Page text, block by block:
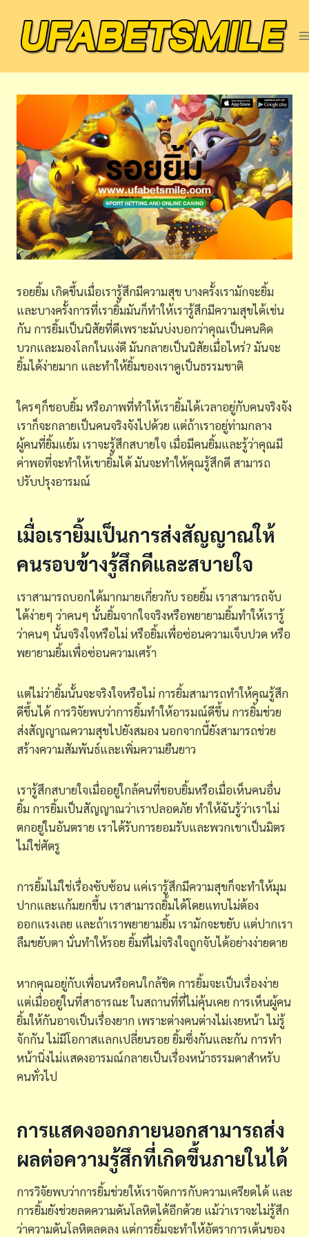
content
รอยยิ้ม เกิดขึ้นเมื่อเรารู้สึกมีความสุข บางครั้งเรามักจะยิ้ม
และบางครั้งการที่เรายิ้มมันก็ทำให้เรารู้สึกมีความสุขได้เช่น
กัน การยิ้มเป็นนิสัยที่ดีเพราะมันบ่งบอกว่าคุณเป็นคนคิด
บวกและมองโลกในแง่ดี มันกลายเป็นนิสัยเมื่อไหร่? มันจะ
ยิ้มได้ง่ายมาก และทำให้ยิ้มของเราดูเป็นธรรมชาติ
ใครๆก็ชอบยิ้ม หรือภาพที่ทำให้เรายิ้มได้เวลาอยู่กับคนจริงจัง
เราก็จะกลายเป็นคนจริงจังไปด้วย แต่ถ้าเราอยู่ท่ามกลาง
ผู้คนที่ยิ้มแย้ม เราจะรู้สึกสบายใจ เมื่อมีคนยิ้มและรู้ว่าคุณมี
ค่าพอที่จะทำให้เขายิ้มได้ มันจะทำให้คุณรู้สึกดี สามารถ
ปรับปรุงอารมณ์
เมื่อเรายิ้มเป็นการส่งสัญญาณให้
คนรอบข้างรู้สึกดีและสบายใจ
เราสามารถบอกได้มากมายเกี่ยวกับ รอยยิ้ม เราสามารถจับ
ได้ง่ายๆ ว่าคนๆ นั้นยิ้มจากใจจริงหรือพยายามยิ้มทำให้เรารู้
ว่าคนๆ นั้นจริงใจหรือไม่ หรือยิ้มเพื่อซ่อนความเจ็บปวด หรือ
พยายามยิ้มเพื่อซ่อนความเศร้า
แต่ไม่ว่ายิ้มนั้นจะจริงใจหรือไม่ การยิ้มสามารถทำให้คุณรู้สึก
ดีขึ้นได้ การวิจัยพบว่าการยิ้มทำให้อารมณ์ดีขึ้น การยิ้มช่วย
ส่งสัญญาณความสุขไปยังสมอง นอกจากนี้ยังสามารถช่วย
สร้างความสัมพันธ์และเพิ่มความยืนยาว
เรารู้สึกสบายใจเมื่ออยู่ใกล้คนที่ชอบยิ้มหรือเมื่อเห็นคนอื่น
ยิ้ม การยิ้มเป็นสัญญาณว่าเราปลอดภัย ทำให้ฉันรู้ว่าเราไม่
ตกอยู่ในอันตราย เราได้รับการยอมรับและพวกเขาเป็นมิตร
ไม่ใช่ศัตรู
การยิ้มไม่ใช่เรื่องซับซ้อน แค่เรารู้สึกมีความสุขก็จะทำให้มุม
ปากและแก้มยกขึ้น เราสามารถยิ้มได้โดยแทบไม่ต้อง
ออกแรงเลย และถ้าเราพยายามยิ้ม เรามักจะขยับ แต่ปากเรา
ลืมขยับตา นั่นทำให้รอย ยิ้มที่ไม่จริงใจถูกจับได้อย่างง่ายดาย
หากคุณอยู่กับเพื่อนหรือคนใกล้ชิด การยิ้มจะเป็นเรื่องง่าย
แต่เมื่ออยู่ในที่สาธารณะ ในสถานที่ที่ไม่คุ้นเคย การเห็นผู้คน
ยิ้มให้กันอาจเป็นเรื่องยาก เพราะต่างคนต่างไม่เงยหน้า ไม่รู้
จักกัน ไม่มีโอกาสแลกเปลี่ยนรอย ยิ้มซึ่งกันและกัน การทำ
หน้านิ่งไม่แสดงอารมณ์กลายเป็นเรื่องหน้าธรรมดาสำหรับ
คนทั่วไป
การแสดงออกภายนอกสามารถส่ง
ผลต่อความรู้สึกที่เกิดขึ้นภายในได้
การวิจัยพบว่าการยิ้มช่วยให้เราจัดการกับความเครียดได้ และ
การยิ้มยังช่วยลดความดันโลหิตได้อีกด้วย แม้ว่าเราจะไม่รู้สึก
ว่าความดันโลหิตลดลง แต่การยิ้มจะทำให้อัตราการเต้นของ